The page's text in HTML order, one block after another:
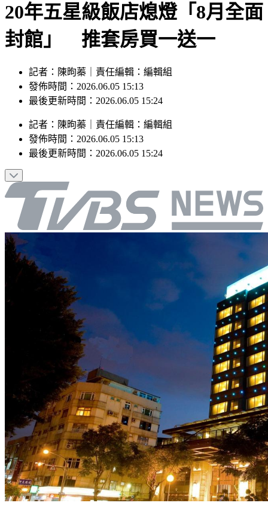
20年五星級飯店熄燈「8月全面
封館」 推套房買一送一
記者：陳昫蓁｜責任編輯：編輯組
發佈時間：2026.06.05 15:13
最後更新時間：2026.06.05 15:24
記者 ： 陳昫蓁 責任編輯 ： 編輯組
發佈時間： 2026.06.05 15:13
最後更新時間： 2026.06.05 15:24